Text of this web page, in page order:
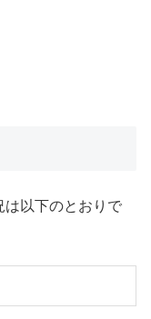
は以下のとおりで